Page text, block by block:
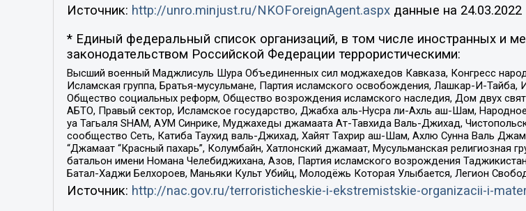
Источник: http://unro.minjust.ru/NKOForeignAgent.aspxданные на 24.03.2022
* Единый федеральный список организаций, в том числе иностранных и
законодательством Российской Федерации террористическими:
Высший военный Маджлисуль Шура Объединенных сил моджахедов Кавказа, Конгресс
Исламская группа, Братья-мусульмане, Партия исламского освобождения, Лашкар-И-Тайба,
Общество социальных реформ, Общество возрождения исламского наследия, Дом двух
АБТО, Правый сектор, Исламское государство, Джабха аль-Нусра ли-Ахль аш-Шам,
уа Тагьаля SHAM, АУМ Синрике, Муджахеды джамаата Ат-Тавхида Валь-Джихад,
сообщество Сеть, Катиба Таухид валь-Джихад, Хайят Тахрир аш-Шам, Ахлю Сунна Валь
“Джамаат “Красный пахарь”, Колумбайн, Хатлонский джамаат, Мусульманская религиозная
батальон имени Номана Челебиджихана, Азов, Партия исламского возрождения
Батал-Хаджи Белхороев, Маньяки Культ Убийц, Молодёжь Которая Улыбается, Легион
Источник: http://nac.gov.ru/terroristicheskie-i-ekstremistskie-organizacii-i-